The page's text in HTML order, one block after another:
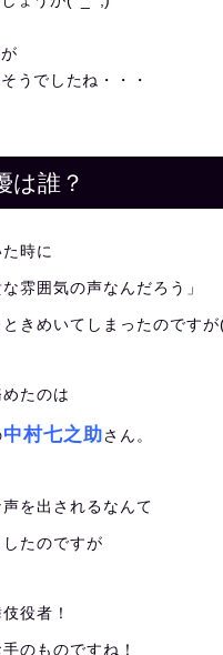
うでしたね・・・
は誰？
時に
な雰囲気の声なんだろう」
ときめいてしまったのです
たのは
中村七之助さん。
を出されるなんて
たのですが
役者！
のものですね！